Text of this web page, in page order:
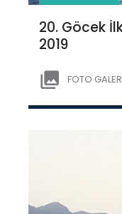
20. Göcek
2019
FOTO